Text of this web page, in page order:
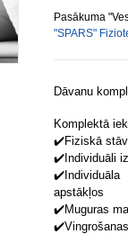
Pasākuma
"SPARS"
Dāvanu
Komplektā
✔️Fiziskā
✔️ Individuāli
✔️
apstākļos
✔️Muguras
✔️